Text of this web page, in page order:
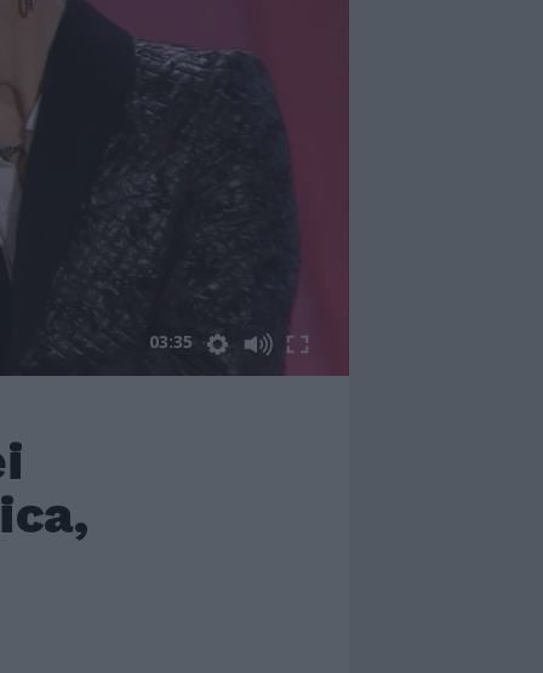
03:35